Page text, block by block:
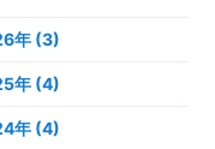
年 (3)
年 (4)
年 (4)